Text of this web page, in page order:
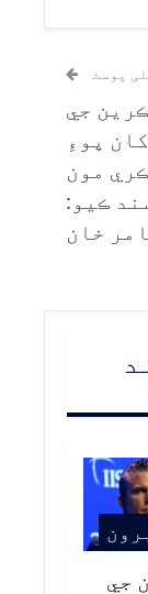
پوسٹ
جي
پوءِ
مون
ڪيو:
خان
جي